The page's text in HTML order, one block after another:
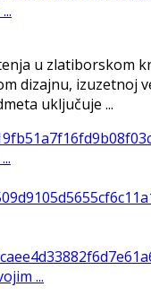
u zlatiborskom
dizajnu, izuzetnoj
uključuje ...
...